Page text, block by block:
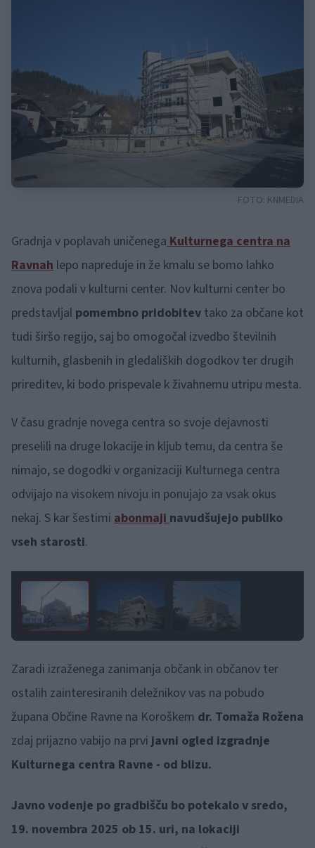
FOTO: KNMEDIA
Gradnja v poplavah uničenegaKulturnega centra na
Ravnah lepo napreduje in že kmalu se bomo lahko
znova podali v kulturni center. Nov kulturni center bo
predstavljal pomembno pridobitev tako za občane kot
tudi širšo regijo, saj bo omogočal izvedbo številnih
kulturnih, glasbenih in gledaliških dogodkov ter drugih
prireditev, ki bodo prispevale k živahnemu utripu mesta.
V času gradnje novega centra so svoje dejavnosti
preselili na druge lokacije in kljub temu, da centra še
nimajo, se dogodki v organizaciji Kulturnega centra
odvijajo na visokem nivoju in ponujajo za vsak okus
nekaj. S kar šestimi abonmajinavudšujejo publiko
vseh starosti.
Zaradi izraženega zanimanja občank in občanov ter
ostalih zainteresiranih deležnikov vas na pobudo
župana Občine Ravne na Koroškem dr. Tomaža Rožena
zdaj prijazno vabijo na prvijavni ogled izgradnje
Kulturnega centra Ravne - od blizu.
Javno vodenje po gradbišču bo potekalo v sredo,
19. novembra 2025 ob 15. uri, na lokaciji